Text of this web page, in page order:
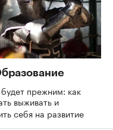
прежним: как
выживать и
себя на развитие